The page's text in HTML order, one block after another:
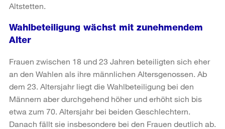
Altstetten.
Wahlbeteiligung wächst mit zunehmendem
Alter
Frauen zwischen 18 und 23 Jahren beteiligten sich eher
an den Wahlen als ihre männlichen Altersgenossen. Ab
dem 23. Altersjahr liegt die Wahlbeteiligung bei den
Männern aber durchgehend höher und erhöht sich bis
etwa zum 70. Altersjahr bei beiden Geschlechtern.
Danach fällt sie insbesondere bei den Frauen deutlich ab.